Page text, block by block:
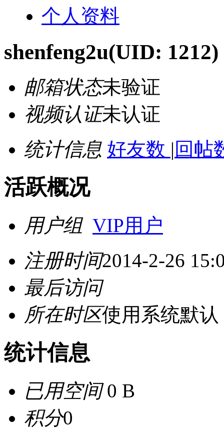
个人资料
shenfeng2u(UID: 1212)
邮箱状态未验证
视频认证未认证
统计信息 好友数 | 回帖
活跃概况
用户组 VIP用户
注册时间2014-2-26
最后访问
所在时区使用系统默认
统计信息
已用空间0 B
积分0